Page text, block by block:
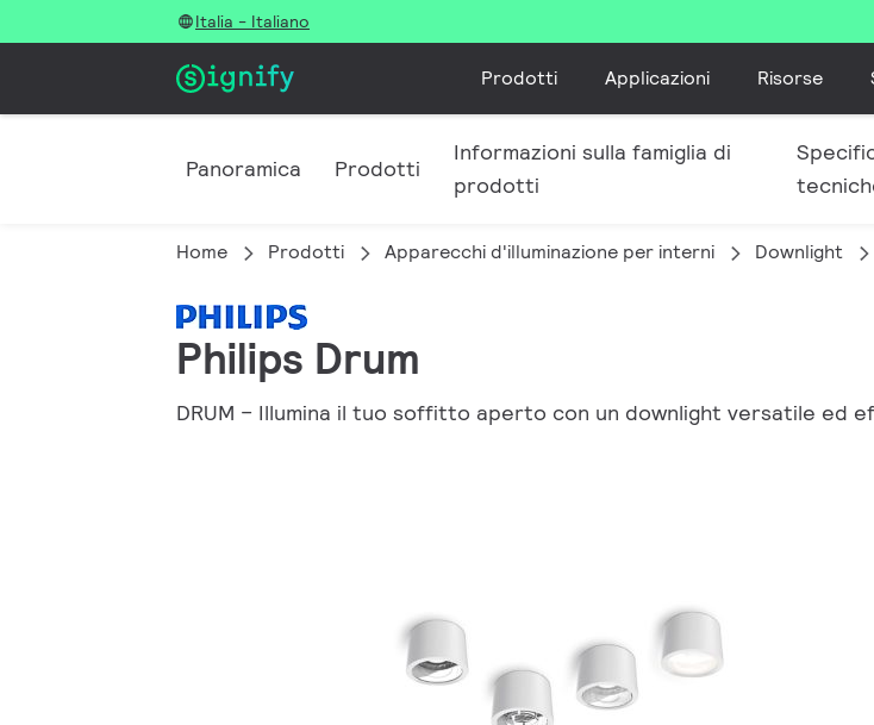
Italia - Italiano
Prodotti Applicazioni Risorse
Panoramica Prodotti
Informazioni sulla famiglia di
prodotti
Home Prodotti Apparecchi d'illuminazione per interni Downlight
Philips Drum
DRUM – Illumina il tuo soffitto aperto con un downlight versatile ed